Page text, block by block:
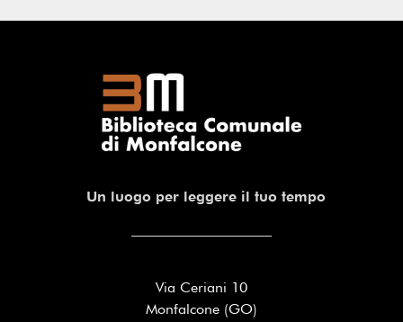
Un luogo per leggere il tuo tempo
Via Ceriani 10
Monfalcone (GO)